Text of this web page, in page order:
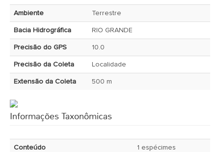
Ambiente Terrestre
Bacia Hidrográfica RIO GRANDE
Precisão do GPS 10.0
Precisão da Coleta Localidade
Extensão da Coleta 500 m
Informações Taxonômicas
Conteúdo 1 espécimes